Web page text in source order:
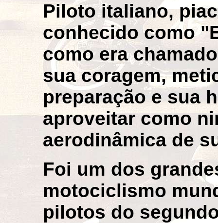
Piloto italiano,
conhecido como
como era
sua coragem,
preparação e sua
aproveitar como
aerodinâmica de
Foi um dos
motociclismo
pilotos do